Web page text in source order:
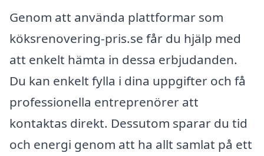
Genom att använda plattformar som
köksrenovering-pris.se får du hjälp med
att enkelt hämta in dessa erbjudanden.
Du kan enkelt fylla i dina uppgifter och få
professionella entreprenörer att
kontaktas direkt. Dessutom sparar du tid
och energi genom att ha allt samlat på ett